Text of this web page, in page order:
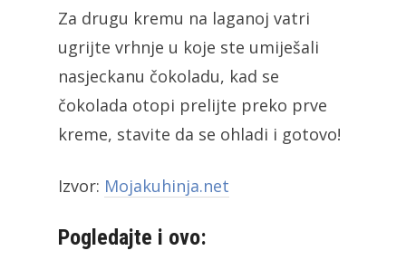
Za drugu kremu na laganoj vatri
ugrijte vrhnje u koje ste umiješali
nasjeckanu čokoladu, kad se
čokolada otopi prelijte preko prve
kreme, stavite da se ohladi i gotovo!
Izvor: Mojakuhinja.net
Pogledajte i ovo: